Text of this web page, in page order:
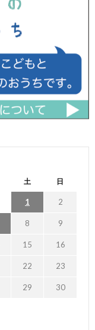
土 日
1 2
8 9
15 16
22 23
29 30